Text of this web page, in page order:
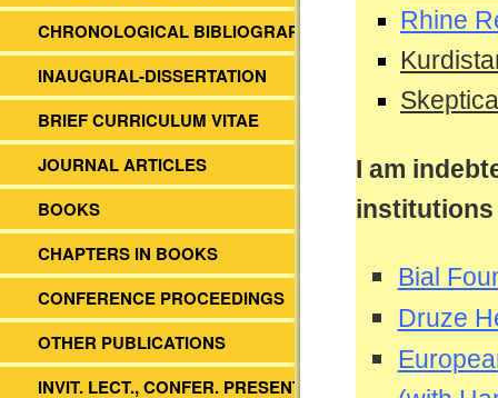
CHRONOLOGICAL BIBLIOGRAPHY
INAUGURAL-DISSERTATION
BRIEF CURRICULUM VITAE
JOURNAL ARTICLES
BOOKS
CHAPTERS IN BOOKS
CONFERENCE PROCEEDINGS
OTHER PUBLICATIONS
INVIT. LECT., CONFER. PRESENT.
Rhine
I am
institutions
Bial
Druze